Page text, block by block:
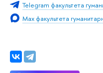
Telegram факультета
Max факультета